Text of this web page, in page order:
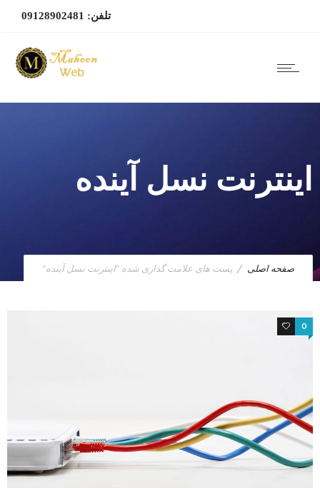
تلفن: 09128902481
اینترنت نسل آینده
صفحه اصلی پست های علامت گذاری شده "اینترنت نسل آینده"
0
0